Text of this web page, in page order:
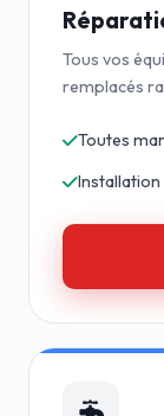
Tous vos
remplacés
Toutes